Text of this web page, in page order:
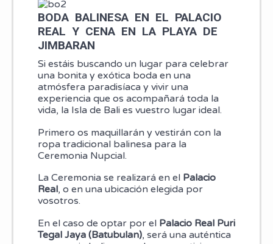
BODA BALINESA EN EL PALACIO
REAL Y CENA EN LA PLAYA DE
JIMBARAN
Si estáis buscando un lugar para celebrar
una bonita y exótica boda en una
atmósfera paradisíaca y vivir una
experiencia que os acompañará toda la
vida, la Isla de Bali es vuestro lugar ideal.
Primero os maquillarán y vestirán con la
ropa tradicional balinesa para la
Ceremonia Nupcial.
La Ceremonia se realizará en el Palacio
Real, o en una ubicación elegida por
vosotros.
En el caso de optar por el Palacio Real Puri
Tegal Jaya (Batubulan), será una auténtica